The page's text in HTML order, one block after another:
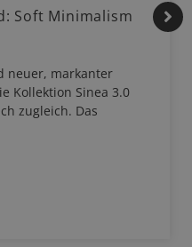
Soft Minimalism
neuer, markanter
Kollektion Sinea 3.0
zugleich. Das